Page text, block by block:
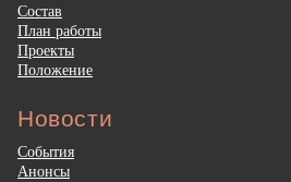
Состав
План работы
Проекты
Положение
Новости
События
Анонсы